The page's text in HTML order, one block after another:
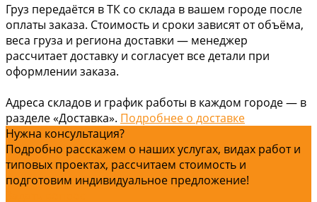
Груз передаётся в ТК со склада в вашем городе после
оплаты заказа. Стоимость и сроки зависят от объёма,
веса груза и региона доставки — менеджер
рассчитает доставку и согласует все детали при
оформлении заказа.
Адреса складов и график работы в каждом городе — в
разделе «Доставка». Подробнее о доставке
Нужна консультация?
Подробно расскажем о наших услугах, видах работ и
типовых проектах, рассчитаем стоимость и
подготовим индивидуальное предложение!